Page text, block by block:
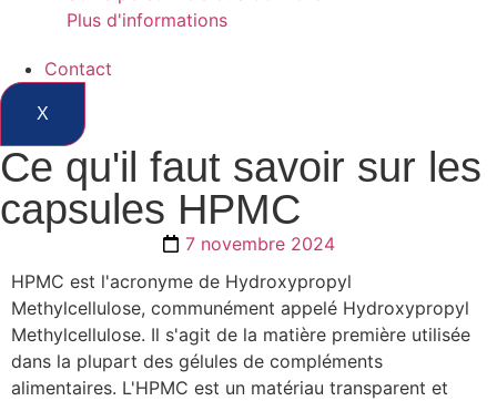
Plus d'informations
Contact
X
Ce qu'il faut savoir sur les
capsules HPMC
7 novembre 2024
HPMC est l'acronyme de Hydroxypropyl
Methylcellulose, communément appelé Hydroxypropyl
Methylcellulose. Il s'agit de la matière première utilisée
dans la plupart des gélules de compléments
alimentaires. L'HPMC est un matériau transparent et